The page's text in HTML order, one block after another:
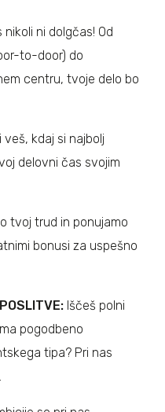
nikoli ni dolgčas! Od
to-door) do
centru, tvoje delo bo
veš, kdaj si najbolj
delovni čas svojim
tvoj trud in ponujamo
bonusi za uspešno
Iščeš polni
pogodbeno
tipa? Pri nas